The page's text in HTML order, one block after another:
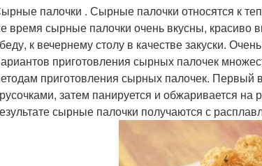
палочки . Сырные палочки относятся к
время сырные палочки очень вкусны, красиво
к вечернему столу в качестве закуски.
приготовления сырных палочек
приготовления сырных палочек. Первый
затем панируется и обжаривается
сырные палочки получаются с